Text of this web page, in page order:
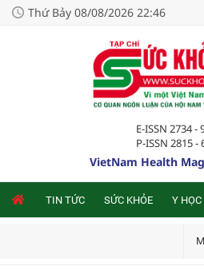
Thứ Bảy 08/08/2026 22:46
E-ISSN 2734 -
P-ISSN 2815 -
VietNam Health
TIN TỨC SỨC KHỎE Y HỌC